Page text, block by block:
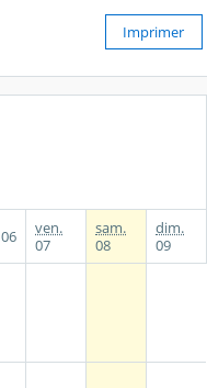
Imprimer
06
ven.
07
sam.
08
dim.
09